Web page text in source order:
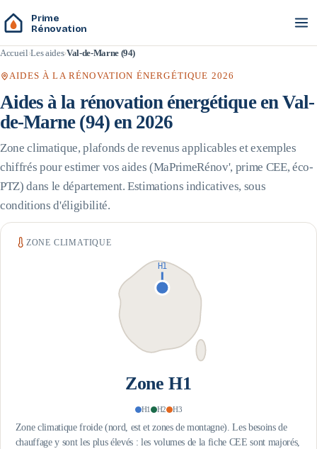
Prime
Rénovation
Accueil Les aides Val-de-Marne (94)
AIDES À LA RÉNOVATION ÉNERGÉTIQUE 2026
Aides à la rénovation énergétique en Val-
de-Marne(94) en 2026
Zone climatique, plafonds de revenus applicables et exemples
chiffrés pour estimer vos aides (MaPrimeRénov', prime CEE, éco-
PTZ) dans le département. Estimations indicatives, sous
conditions d'éligibilité.
ZONE CLIMATIQUE
H1
ZoneH1
H1 H2 H3
Zone climatique froide (nord, est et zones de montagne). Les besoins de
chauffage y sont les plus élevés : les volumes de la fiche CEE sont majorés,